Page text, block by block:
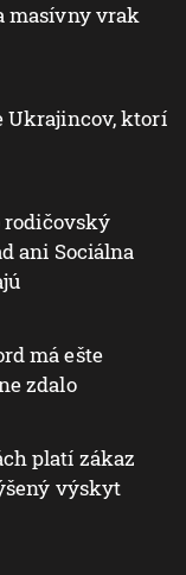
masívny vrak
Ukrajincov, ktorí
rodičovský
ani Sociálna
má ešte
zdalo
platí zákaz
výskyt